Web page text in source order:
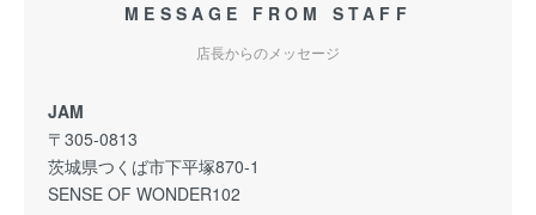
MESSAGE FROM STAFF
店長からのメッセージ
JAM
〒305-0813
茨城県つくば市下平塚870-1
SENSE OF WONDER102